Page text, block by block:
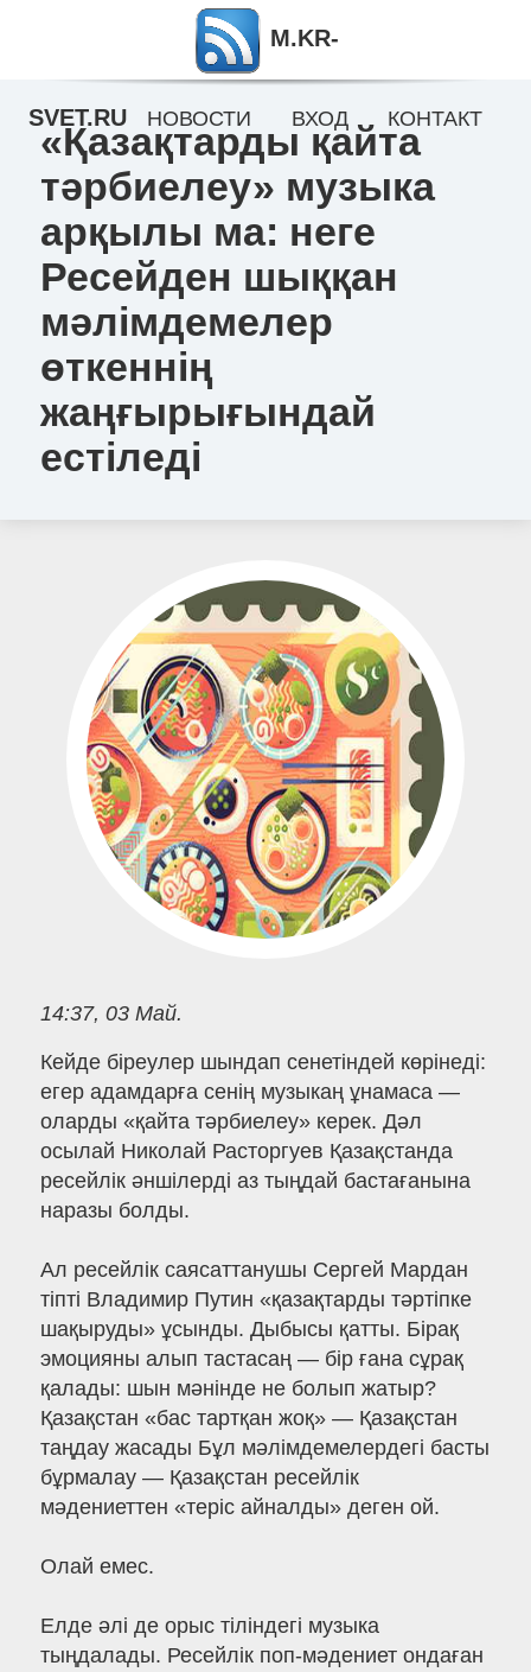
«Қазақтарды қайта
тәрбиелеу» музыка
арқылы ма: неге
Ресейден шыққан
мәлімдемелер
өткеннің
жаңғырығындай
естіледі
14:37, 03 Май.
Кейде біреулер шындап сенетіндей көрінеді:
егер адамдарға сенің музыкаң ұнамаса —
оларды «қайта тәрбиелеу» керек. Дәл
осылай Николай Расторгуев Қазақстанда
ресейлік әншілерді аз тыңдай бастағанына
наразы болды.
Ал ресейлік саясаттанушы Сергей Мардан
тіпті Владимир Путин «қазақтарды тәртіпке
шақыруды» ұсынды. Дыбысы қатты. Бірақ
эмоцияны алып тастасаң — бір ғана сұрақ
қалады: шын мәнінде не болып жатыр?
Қазақстан «бас тартқан жоқ» — Қазақстан
таңдау жасады Бұл мәлімдемелердегі басты
бұрмалау — Қазақстан ресейлік
мәдениеттен «теріс айналды» деген ой.
Олай емес.
Елде әлі де орыс тіліндегі музыка
тыңдалады. Ресейлік поп-мәдениет ондаған
M.KR-
SVET.RU НОВОСТИ ВХОД КОНТАКТ